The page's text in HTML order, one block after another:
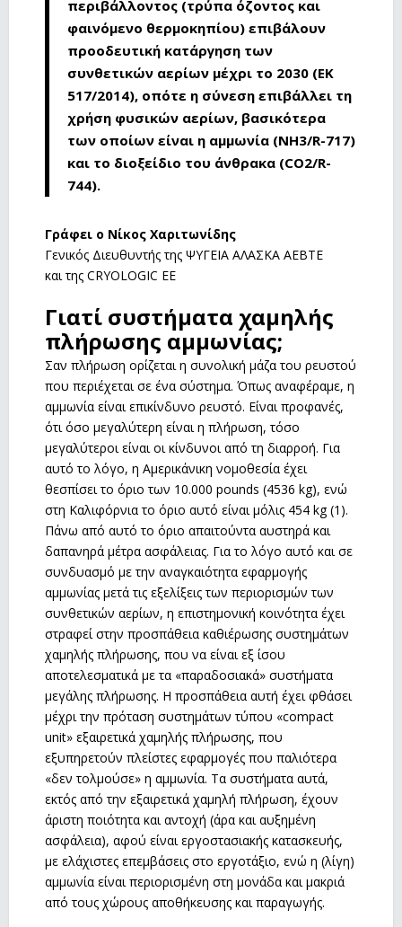
περιβάλλοντος (τρύπα όζοντος και
φαινόμενο θερμοκηπίου) επιβάλουν
προοδευτική κατάργηση των
συνθετικών αερίων μέχρι το 2030 (ΕΚ
517/2014), οπότε η σύνεση επιβάλλει τη
χρήση φυσικών αερίων, βασικότερα
των οποίων είναι η αμμωνία (NH3/R-717)
και το διοξείδιο του άνθρακα (CO2/R-
744).
Γράφει ο Νίκος Χαριτωνίδης
Γενικός Διευθυντής της ΨΥΓΕΙΑ ΑΛΑΣΚΑ ΑΕΒΤΕ
και της CRYOLOGIC ΕΕ
Γιατί συστήματα χαμηλής
πλήρωσης αμμωνίας;
Σαν πλήρωση ορίζεται η συνολική μάζα του ρευστού
που περιέχεται σε ένα σύστημα. Όπως αναφέραμε, η
αμμωνία είναι επικίνδυνο ρευστό. Είναι προφανές,
ότι όσο μεγαλύτερη είναι η πλήρωση, τόσο
μεγαλύτεροι είναι οι κίνδυνοι από τη διαρροή. Για
αυτό το λόγο, η Αμερικάνικη νομοθεσία έχει
θεσπίσει το όριο των 10.000 pounds (4536 kg), ενώ
στη Καλιφόρνια το όριο αυτό είναι μόλις 454 kg (1).
Πάνω από αυτό το όριο απαιτούντα αυστηρά και
δαπανηρά μέτρα ασφάλειας. Για το λόγο αυτό και σε
συνδυασμό με την αναγκαιότητα εφαρμογής
αμμωνίας μετά τις εξελίξεις των περιορισμών των
συνθετικών αερίων, η επιστημονική κοινότητα έχει
στραφεί στην προσπάθεια καθιέρωσης συστημάτων
χαμηλής πλήρωσης, που να είναι εξ ίσου
αποτελεσματικά με τα «παραδοσιακά» συστήματα
μεγάλης πλήρωσης. Η προσπάθεια αυτή έχει φθάσει
μέχρι την πρόταση συστημάτων τύπου «compact
unit» εξαιρετικά χαμηλής πλήρωσης, που
εξυπηρετούν πλείστες εφαρμογές που παλιότερα
«δεν τολμούσε» η αμμωνία. Τα συστήματα αυτά,
εκτός από την εξαιρετικά χαμηλή πλήρωση, έχουν
άριστη ποιότητα και αντοχή (άρα και αυξημένη
ασφάλεια), αφού είναι εργοστασιακής κατασκευής,
με ελάχιστες επεμβάσεις στο εργοτάξιο, ενώ η (λίγη)
αμμωνία είναι περιορισμένη στη μονάδα και μακριά
από τους χώρους αποθήκευσης και παραγωγής.